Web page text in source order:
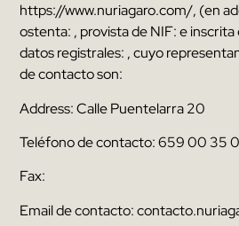
https://www.nuriagaro.com/, (en
ostenta: , provista de NIF:e inscrita
datos registrales: ,cuyo
de contacto son:
Address:Calle Puentelarra20
Teléfono de contacto:659 00 35
Fax:
Email de contacto: